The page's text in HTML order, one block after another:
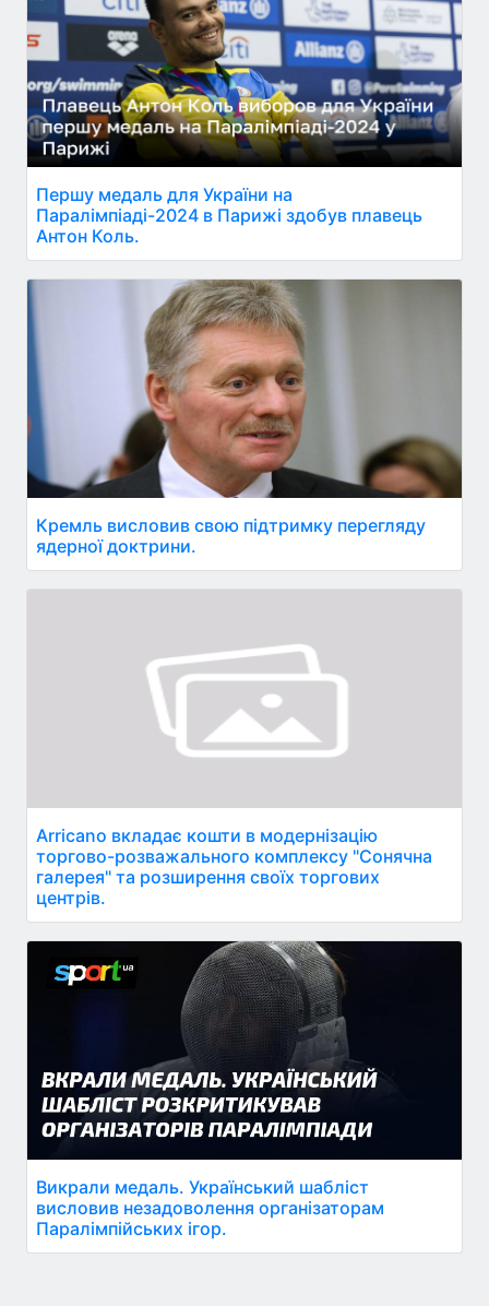
Першу медаль для України на
Паралімпіаді-2024 в Парижі здобув плавець
Антон Коль.
Кремль висловив свою підтримку перегляду
ядерної доктрини.
Arricano вкладає кошти в модернізацію
торгово-розважального комплексу "Сонячна
галерея" та розширення своїх торгових
центрів.
Викрали медаль. Український шабліст
висловив незадоволення організаторам
Паралімпійських ігор.